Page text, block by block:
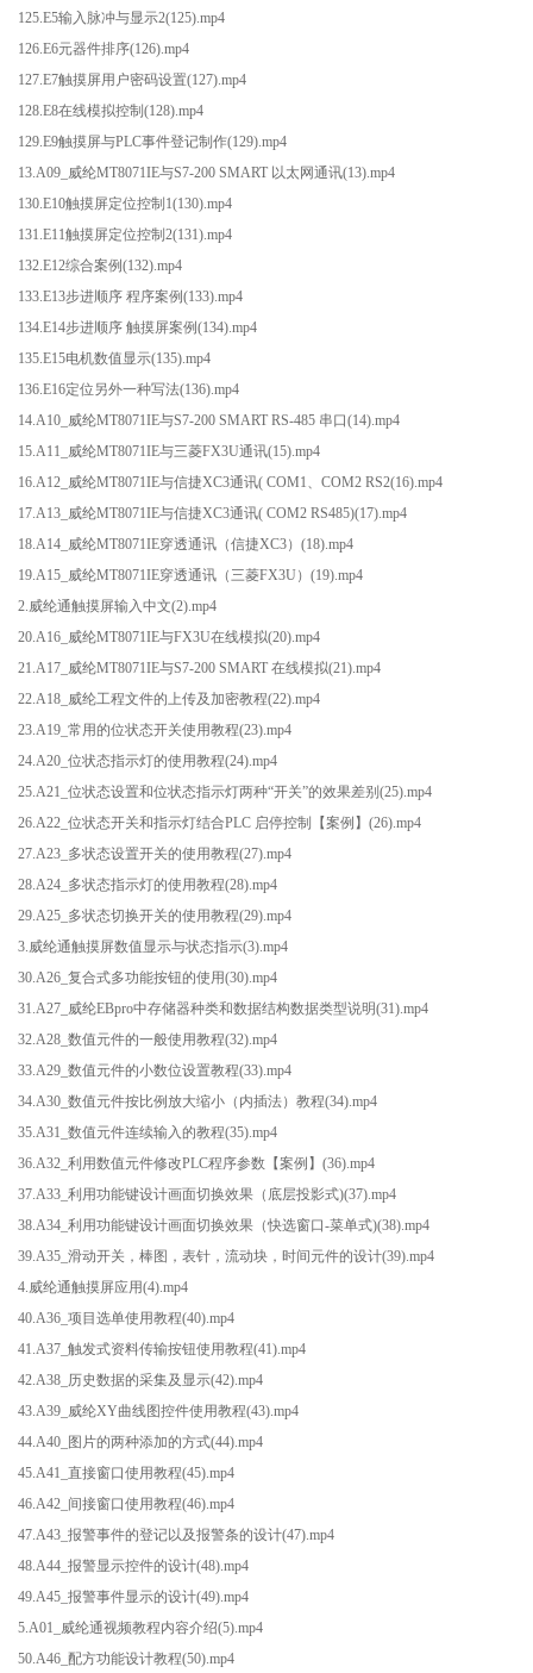
125.E5输入脉冲与显示2(125).mp4
126.E6元器件排序(126).mp4
127.E7触摸屏用户密码设置(127).mp4
128.E8在线模拟控制(128).mp4
129.E9触摸屏与PLC事件登记制作(129).mp4
13.A09_威纶MT8071IE与S7-200 SMART 以太网通讯(13).mp4
130.E10触摸屏定位控制1(130).mp4
131.E11触摸屏定位控制2(131).mp4
132.E12综合案例(132).mp4
133.E13步进顺序 程序案例(133).mp4
134.E14步进顺序 触摸屏案例(134).mp4
135.E15电机数值显示(135).mp4
136.E16定位另外一种写法(136).mp4
14.A10_威纶MT8071IE与S7-200 SMART RS-485 串口(14).mp4
15.A11_威纶MT8071IE与三菱FX3U通讯(15).mp4
16.A12_威纶MT8071IE与信捷XC3通讯( COM1、COM2 RS2(16).mp4
17.A13_威纶MT8071IE与信捷XC3通讯( COM2 RS485)(17).mp4
18.A14_威纶MT8071IE穿透通讯（信捷XC3）(18).mp4
19.A15_威纶MT8071IE穿透通讯（三菱FX3U）(19).mp4
2.威纶通触摸屏输入中文(2).mp4
20.A16_威纶MT8071IE与FX3U在线模拟(20).mp4
21.A17_威纶MT8071IE与S7-200 SMART 在线模拟(21).mp4
22.A18_威纶工程文件的上传及加密教程(22).mp4
23.A19_常用的位状态开关使用教程(23).mp4
24.A20_位状态指示灯的使用教程(24).mp4
25.A21_位状态设置和位状态指示灯两种“开关”的效果差别(25).mp4
26.A22_位状态开关和指示灯结合PLC 启停控制【案例】(26).mp4
27.A23_多状态设置开关的使用教程(27).mp4
28.A24_多状态指示灯的使用教程(28).mp4
29.A25_多状态切换开关的使用教程(29).mp4
3.威纶通触摸屏数值显示与状态指示(3).mp4
30.A26_复合式多功能按钮的使用(30).mp4
31.A27_威纶EBpro中存储器种类和数据结构数据类型说明(31).mp4
32.A28_数值元件的一般使用教程(32).mp4
33.A29_数值元件的小数位设置教程(33).mp4
34.A30_数值元件按比例放大缩小（内插法）教程(34).mp4
35.A31_数值元件连续输入的教程(35).mp4
36.A32_利用数值元件修改PLC程序参数【案例】(36).mp4
37.A33_利用功能键设计画面切换效果（底层投影式)(37).mp4
38.A34_利用功能键设计画面切换效果（快选窗口-菜单式)(38).mp4
39.A35_滑动开关，棒图，表针，流动块，时间元件的设计(39).mp4
4.威纶通触摸屏应用(4).mp4
40.A36_项目选单使用教程(40).mp4
41.A37_触发式资料传输按钮使用教程(41).mp4
42.A38_历史数据的采集及显示(42).mp4
43.A39_威纶XY曲线图控件使用教程(43).mp4
44.A40_图片的两种添加的方式(44).mp4
45.A41_直接窗口使用教程(45).mp4
46.A42_间接窗口使用教程(46).mp4
47.A43_报警事件的登记以及报警条的设计(47).mp4
48.A44_报警显示控件的设计(48).mp4
49.A45_报警事件显示的设计(49).mp4
5.A01_威纶通视频教程内容介绍(5).mp4
50.A46_配方功能设计教程(50).mp4